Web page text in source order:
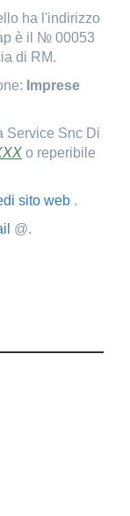
ha l'indirizzo
è il № 00053
di RM.
Imprese
Service Snc Di
o reperibile
sito web .
@.